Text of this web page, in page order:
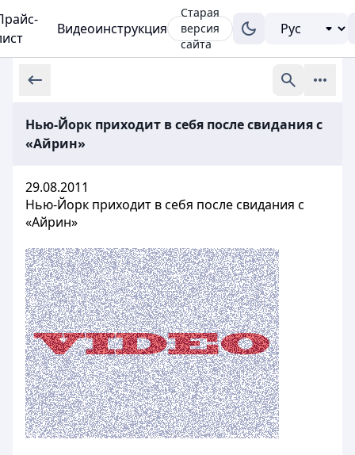
Видеоинструкция
Старая
версия
сайта
Нью-Йорк приходит в себя после свидания с
«Айрин»
29.08.2011
Нью-Йорк приходит в себя после свидания с
«Айрин»